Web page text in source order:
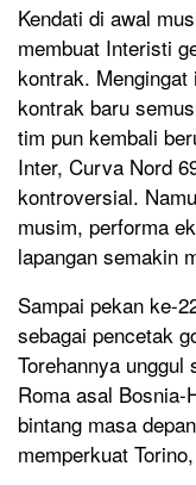
Kendati di awal
membuat Interisti
kontrak. Mengingat
kontrak baru
tim pun kembali
Inter, Curva Nord
kontroversial.
musim, performa
lapangan semakin
Sampai pekan ke-
sebagai pencetak
Torehannya
Roma asal
bintang masa
memperkuat